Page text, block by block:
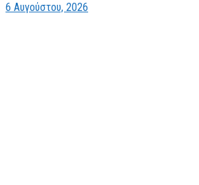
6 Αυγούστου, 2026